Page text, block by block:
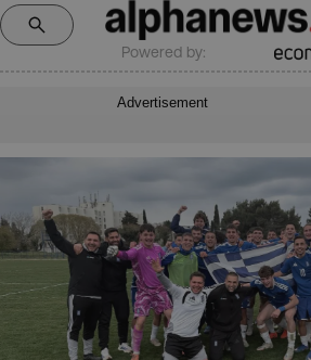
Powered by:
Advertisement